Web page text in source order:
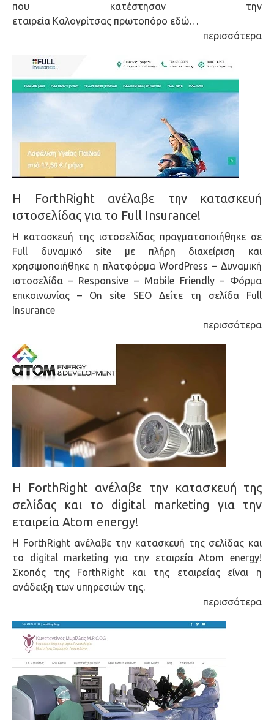
που κατέστησαν την
εταιρεία Καλογρίτσας πρωτοπόρο εδώ…
περισσότερα
Η ForthRight ανέλαβε την κατασκευή
ιστοσελίδας για το Full Insurance!
Η κατασκευή της ιστοσελίδας πραγματοποιήθηκε σε
Full δυναμικό site με πλήρη διαχείριση και
χρησιμοποιήθηκε η πλατφόρμα WordPress – Δυναμική
ιστοσελίδα – Responsive – Mobile Friendly – Φόρμα
επικοινωνίας – On site SEO Δείτε τη σελίδα Full
Insurance
περισσότερα
Η ForthRight ανέλαβε την κατασκευή της
σελίδας και το digital marketing για την
εταιρεία Atom energy!
Η ForthRight ανέλαβε την κατασκευή της σελίδας και
το digital marketing για την εταιρεία Atom energy!
Σκοπός της ForthRight και της εταιρείας είναι η
ανάδειξη των υπηρεσιών της.
περισσότερα